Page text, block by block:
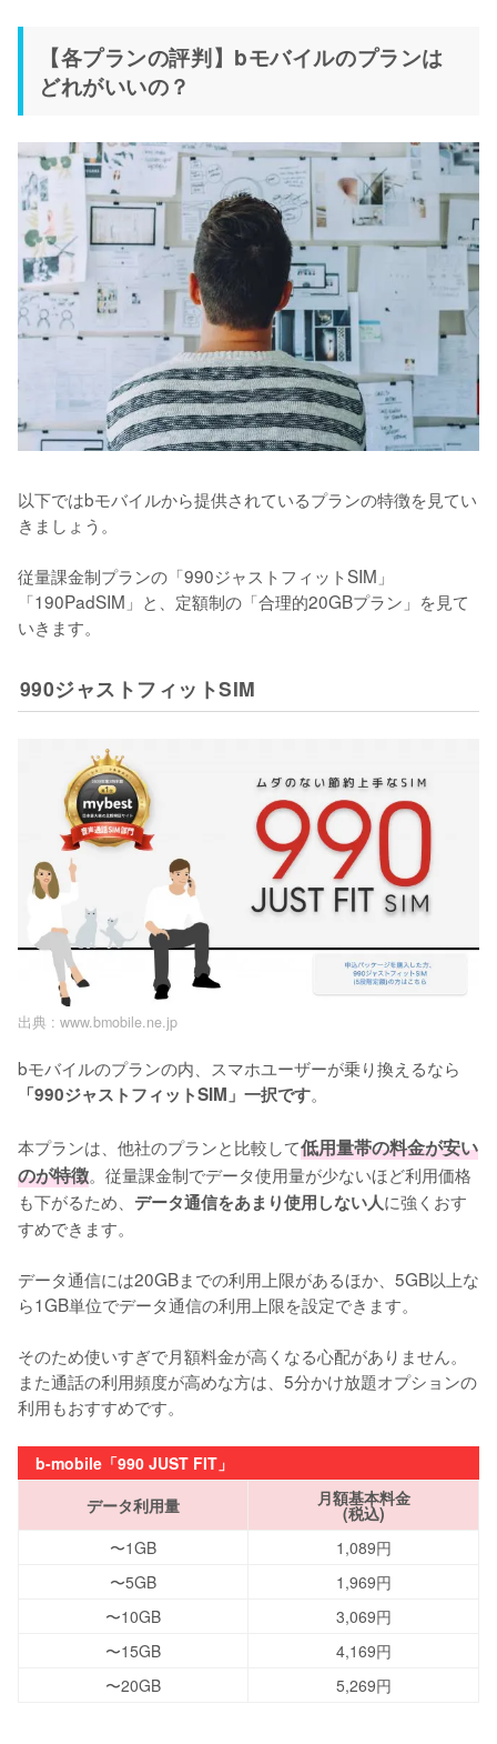
【各プランの評判】bモバイルのプランは
どれがいいの？
以下ではbモバイルから提供されているプランの特徴を見てい
きましょう。
従量課金制プランの「990ジャストフィットSIM」
「190PadSIM」と、定額制の「合理的20GBプラン」を見て
いきます。
990ジャストフィットSIM
出典 : www.bmobile.ne.jp
bモバイルのプランの内、スマホユーザーが乗り換えるなら
「990ジャストフィットSIM」一択です。
本プランは、他社のプランと比較して低用量帯の料金が安い
のが特徴。従量課金制でデータ使用量が少ないほど利用価格
も下がるため、 データ通信をあまり使用しない人に強くおす
すめできます。
データ通信には20GBまでの利用上限があるほか、5GB以上な
ら1GB単位でデータ通信の利用上限を設定できます。
そのため使いすぎで月額料金が高くなる心配がありません。
また通話の利用頻度が高めな方は、5分かけ放題オプションの
利用もおすすめです。
b-mobile「990 JUST FIT」
データ利用量
月額基本料金
(税込)
〜1GB
1,089円
〜5GB
1,969円
〜10GB
3,069円
〜15GB
4,169円
〜20GB
5,269円